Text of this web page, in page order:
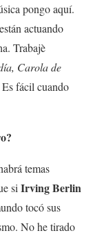
pongo aquí.
actuando
Trabajè
Carola de
fácil cuando
temas
si Irving Berlin
tocó sus
No he tirado